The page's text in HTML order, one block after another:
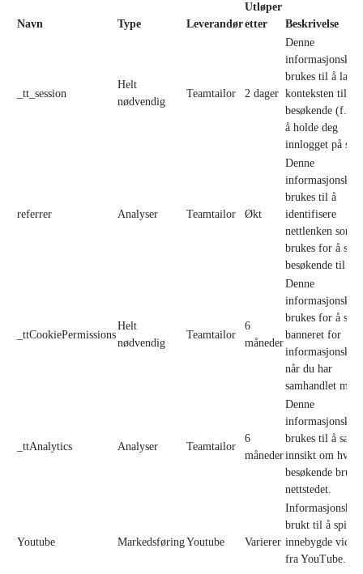
Navn Type Leverandør
Utløper
etter
Beskrivelse
_tt_session
Helt
nødvendig
Teamtailor 2 dager
Denne
brukes til å lagre
konteksten til en
besøkende
å holde deg
innlogget på
referrer Analyser Teamtailor Økt
Denne
brukes til å
identifisere
nettlenken som
brukes for å
besøkende til
_ttCookiePermissions
Helt
nødvendig
Teamtailor
6
måneder
Denne
brukes for å
banneret for
når du har
samhandlet med
_ttAnalytics Analyser Teamtailor
6
måneder
Denne
brukes til å
innsikt om
besøkende
nettstedet.
Youtube MarkedsføringYoutube Varierer
brukt til å spille
innebygde
fra YouTube.